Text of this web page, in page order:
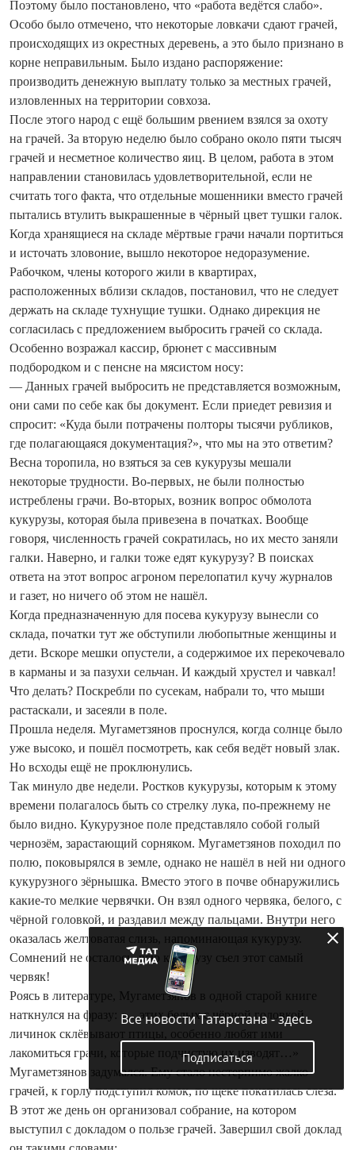
Поэтому было постановлено, что «работа ведётся слабо».
Особо было отмечено, что некоторые ловкачи сдают грачей,
происходящих из окрестных деревень, а это было признано в
корне неправильным. Было издано распоряжение:
производить денежную выплату только за местных грачей,
изловленных на территории совхоза.
После этого народ с ещё большим рвением взялся за охоту
на грачей. За вторую неделю было собрано около пяти тысяч
грачей и несметное количество яиц. В целом, работа в этом
направлении становилась удовлетворительной, если не
считать того факта, что отдельные мошенники вместо грачей
пытались втулить выкрашенные в чёрный цвет тушки галок.
Когда хранящиеся на складе мёртвые грачи начали портиться
и источать зловоние, вышло некоторое недоразумение.
Рабочком, члены которого жили в квартирах,
расположенных вблизи складов, постановил, что не следует
держать на складе тухнущие тушки. Однако дирекция не
согласилась с предложением выбросить грачей со склада.
Особенно возражал кассир, брюнет с массивным
подбородком и с пенсне на мясистом носу:
— Данных грачей выбросить не представляется возможным,
они сами по себе как бы документ. Если приедет ревизия и
спросит: «Куда были потрачены полторы тысячи рубликов,
где полагающаяся документация?», что мы на это ответим?
Весна торопила, но взяться за сев кукурузы мешали
некоторые трудности. Во-первых, не были полностью
истреблены грачи. Во‑вторых, возник вопрос обмолота
кукурузы, которая была привезена в початках. Вообще
говоря, численность грачей сократилась, но их место заняли
галки. Наверно, и галки тоже едят кукурузу? В поисках
ответа на этот вопрос агроном перелопатил кучу журналов
и газет, но ничего об этом не нашёл.
Когда предназначенную для посева кукурузу вынесли со
склада, початки тут же обступили любопытные женщины и
дети. Вскоре мешки опустели, а содержимое их перекочевало
в карманы и за пазухи сельчан. И каждый хрустел и чавкал!
Что делать? Поскребли по сусекам, набрали то, что мыши
растаскали, и засеяли в поле.
Прошла неделя. Мугаметзянов проснулся, когда солнце было
уже высоко, и пошёл посмотреть, как себя ведёт новый злак.
Но всходы ещё не проклюнулись.
Так минуло две недели. Ростков кукурузы, которым к этому
времени полагалось быть со стрелку лука, по-прежнему не
было видно. Кукурузное поле представляло собой голый
чернозём, зарастающий сорняком. Мугаметзянов походил по
полю, поковырялся в земле, однако не нашёл в ней ни одного
кукурузного зёрнышка. Вместо этого в почве обнаружились
какие-то мелкие червячки. Он взял одного червяка, белого, с
чёрной головкой, и раздавил между пальцами. Внутри него
оказалась желтоватая слизь, напоминающая кукурузу.
Сомнений не осталось, всю кукурузу съел этот самый
червяк!
Роясь в литературе, Мугаметзянов в одной старой книге
наткнулся на фразу: «…этих белых с чёрной головкой
личинок склёвывают птицы, особенно любят ими
лакомиться грачи, которые подчистую их изводят…»
Мугаметзянов задумался. Ему стало нестерпимо жалко
грачей, к горлу подступил комок, по щеке покатилась слеза.
В этот же день он организовал собрание, на котором
выступил с докладом о пользе грачей. Завершил свой доклад
Все новости Татарстана - здесь
Подписаться